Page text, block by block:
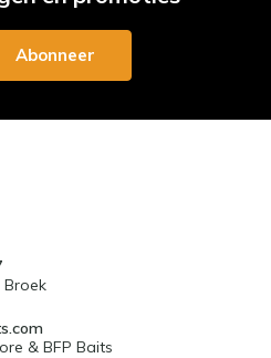
Abonneer
Broek
& BFP Baits